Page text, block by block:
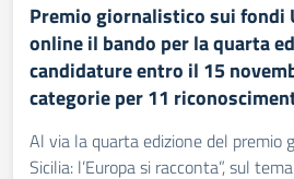
Premio giornalistico sui fondi
online il bando per la quarta
candidature entro il 15
categorie per 11
Al via la quarta edizione del premio
Sicilia: l’Europa si racconta”, sul